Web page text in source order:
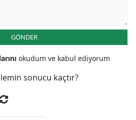
GÖNDER
okudum ve kabul ediyorum
sonucu kaçtır?